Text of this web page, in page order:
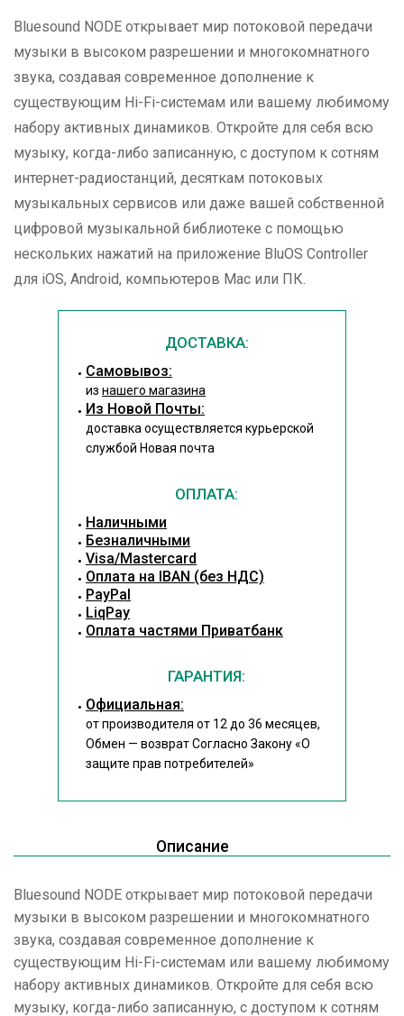
Bluesound NODE открывает мир потоковой передачи
музыки в высоком разрешении и многокомнатного
звука, создавая современное дополнение к
существующим Hi-Fi-системам или вашему любимому
набору активных динамиков. Откройте для себя всю
музыку, когда-либо записанную, с доступом к сотням
интернет-радиостанций, десяткам потоковых
музыкальных сервисов или даже вашей собственной
цифровой музыкальной библиотеке с помощью
нескольких нажатий на приложение BluOS Controller
для iOS, Android, компьютеров Mac или ПК.
ДОСТАВКА:
Cамовывоз:
из нашего магазина
Из Новой Почты:
доставка осуществляется курьерской
службой Новая почта
ОПЛАТА:
Наличными
Безналичными
Visa/Mastercard
Оплата на IBAN (без НДС)
PayPal
LiqPay
Оплата частями Приватбанк
ГАРАНТИЯ:
Официальная:
от производителя от 12 до 36 месяцев,
Обмен — возврат Согласно Закону«О
защите прав потребителей»
Описание
Bluesound NODE открывает мир потоковой передачи
музыки в высоком разрешении и многокомнатного
звука, создавая современное дополнение к
существующим Hi-Fi-системам или вашему любимому
набору активных динамиков. Откройте для себя всю
музыку, когда-либо записанную, с доступом к сотням